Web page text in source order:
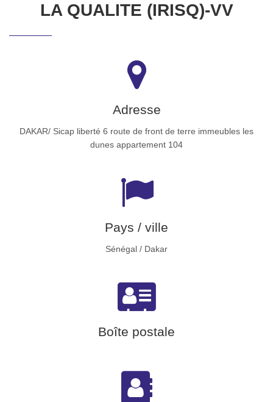
LA QUALITE (IRISQ)-VV
Adresse
DAKAR/ Sicap liberté 6 route de front de terre immeubles les
dunes appartement 104
Pays / ville
Sénégal / Dakar
Boîte postale